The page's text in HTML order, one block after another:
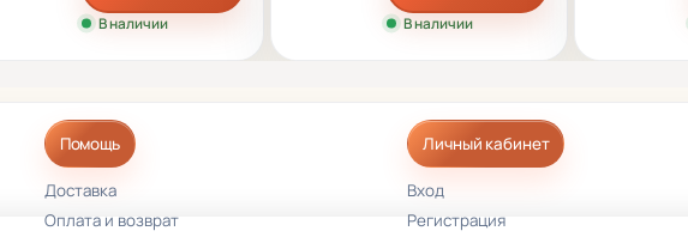
В наличии В наличии
Помощь
Доставка
Оплата и возврат
Личный кабинет
Вход
Регистрация